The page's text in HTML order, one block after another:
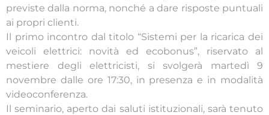
previste dalla norma, nonché a dare risposte puntuali
ai propri clienti.
Il primo incontro dal titolo “Sistemi per la ricarica dei
veicoli elettrici: novità ed ecobonus”, riservato al
mestiere degli elettricisti, si svolgerà martedì 9
novembre dalle ore 17:30, in presenza e in modalità
videoconferenza.
Il seminario, aperto dai saluti istituzionali, sarà tenuto